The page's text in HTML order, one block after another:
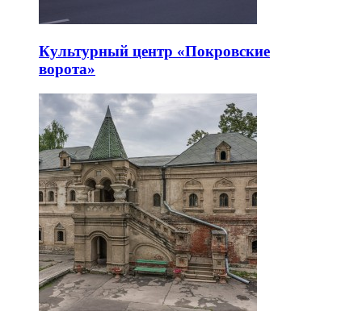
Культурный центр «Покровские
ворота»